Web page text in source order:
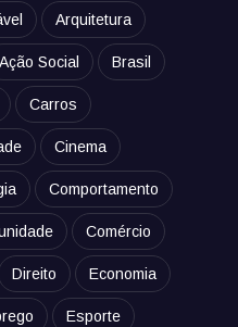
Arquitetura
Ação Social Brasil
Carros
Cinema
Comportamento
Comércio
Direito Economia
Esporte